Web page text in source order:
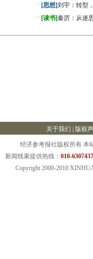
· [思想]刘宇：转型
· [读书]秦厉：从迷
关于我们 版权
经济参考报社版权所有 本
新闻线索提供热线： 010-
Copyright 2000-2010